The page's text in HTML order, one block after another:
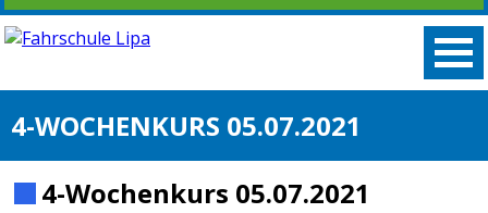
4-WOCHENKURS 05.07.2021
4-Wochenkurs 05.07.2021